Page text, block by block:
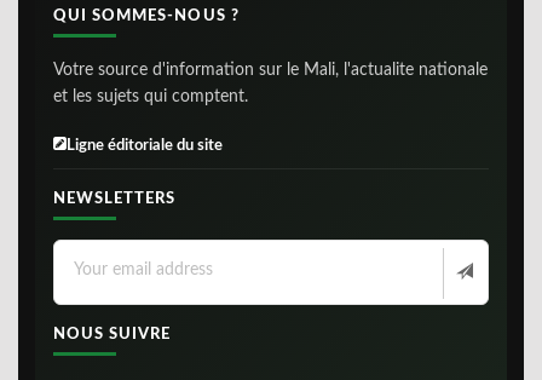
QUI SOMMES-NOUS ?
Votre source d'information sur le Mali, l'actualite nationale
et les sujets qui comptent.
Ligne éditoriale du site
NEWSLETTERS
NOUS SUIVRE